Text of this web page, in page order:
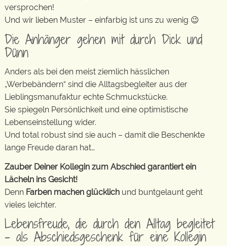
versprochen!
Und wir lieben Muster – einfarbig ist uns zu wenig 😉
Die Anhänger gehen mit durch Dick und
Dünn
Anders als bei den meist ziemlich hässlichen
„Werbebändern“ sind die Alltagsbegleiter aus der
Lieblingsmanufaktur echte Schmuckstücke.
Sie spiegeln Persönlichkeit und eine optimistische
Lebenseinstellung wider.
Und total robust sind sie auch – damit die Beschenkte
lange Freude daran hat…
Zauber Deiner Kollegin zum Abschied garantiert ein
Lächeln ins Gesicht!
Denn Farben machen glücklich und buntgelaunt geht
vieles leichter.
Lebensfreude, die durch den Alltag begleitet
– als Abschiedsgeschenk für eine Kollegin